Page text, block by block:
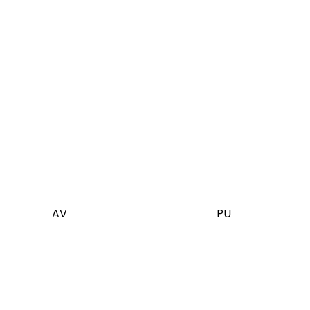
AV
PU